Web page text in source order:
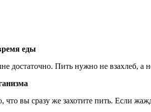
еды
достаточно. Пить нужно не взахлеб,
вы сразу же захотите пить. Если